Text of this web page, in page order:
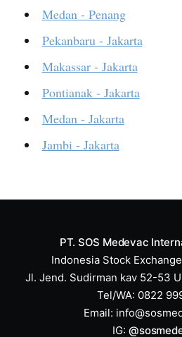
Medan - Penang
Pekanbaru - Jakarta
Makassar - Jakarta
Pontianak - Jakarta
Medan - Jakarta
Jambi - Jakarta
PT. SOS Medevac
Indonesia Stock
Jl. Jend. Sudirman kav 52-53
Tel/WA: 0822
Email:
IG: